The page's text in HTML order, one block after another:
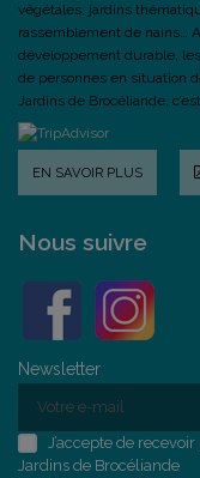
végétales, jardins
rassemblement de nains…
développement durable,
de personnes en situation
Jardins de Brocéliande,
EN SAVOIR PLUS
Nous suivre
Newsletter
J’accepte de
Jardins de Brocéliande